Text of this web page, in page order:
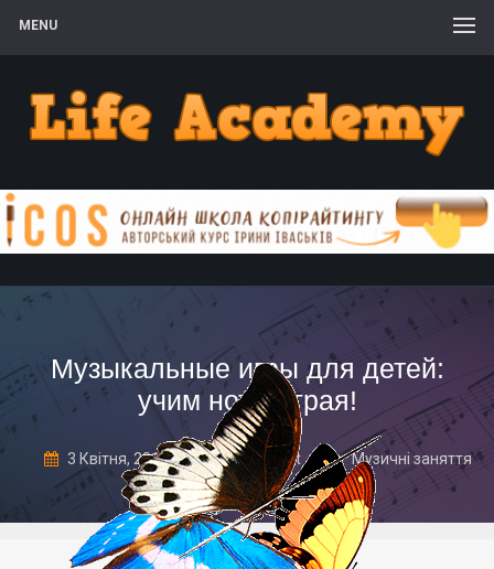
MENU
Музыкальные игры для детей:
учим ноты играя!
3 Квітня, 2017 1 Comment Музичні заняття